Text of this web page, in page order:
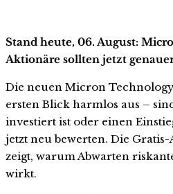
Stand heute, 06. August:
Aktionäre sollten jetzt
Die neuen Micron
ersten Blick harmlos aus –
investiert ist oder einen
jetzt neu bewerten. Die
zeigt, warum Abwarten
wirkt.